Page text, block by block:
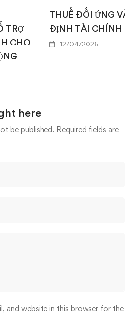
TRỢ
CHO
THUẾ ĐỐI ỨNG VÀ
ĐỊNH TÀI CHÍNH
12/04/2025
here
be published. Required fields are
and website in this browser for the